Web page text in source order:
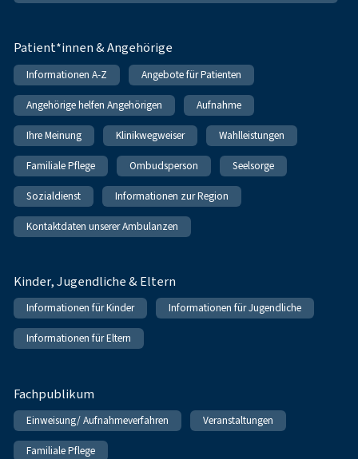
Patient*innen & Angehörige
Informationen A-Z Angebote für Patienten
Angehörige helfen Angehörigen Aufnahme
Ihre Meinung Klinikwegweiser Wahlleistungen
Familiale Pflege Ombudsperson Seelsorge
Sozialdienst Informationen zur Region
Kontaktdaten unserer Ambulanzen
Kinder, Jugendliche & Eltern
Informationen für Kinder Informationen für Jugendliche
Informationen für Eltern
Fachpublikum
Einweisung/ Aufnahmeverfahren Veranstaltungen
Familiale Pflege